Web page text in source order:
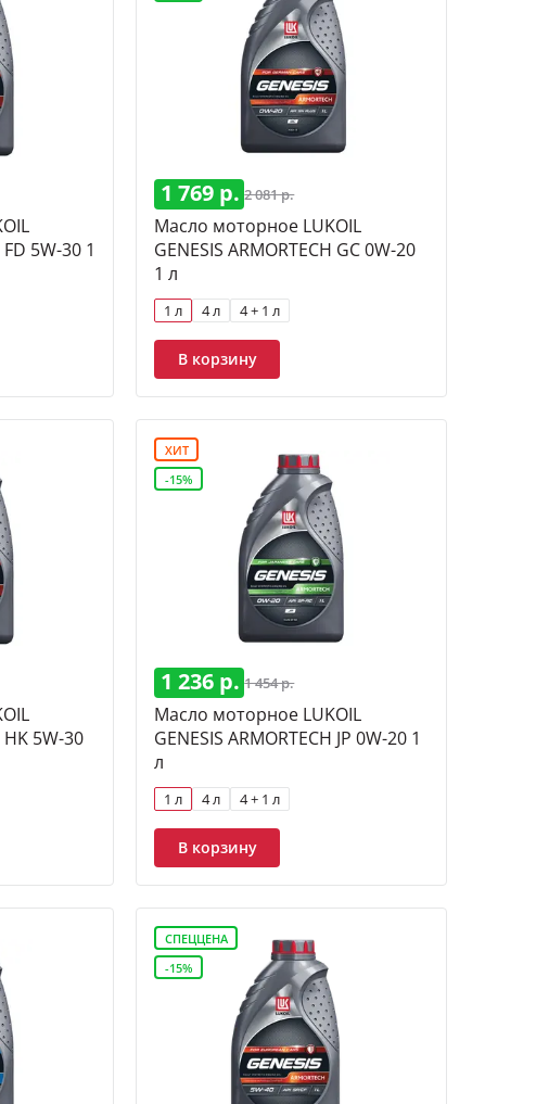
5W-40
Минеральные
дизель 10W-40
FD 5W-30 1
1 769 р. 2 081 р.
Масло моторное LUKOIL
GENESIS ARMORTECH GC 0W-20
1 л
1 л 4 л 4 + 1 л
В корзину
HK 5W-30
ХИТ
-15%
1 236 р. 1 454 р.
Масло моторное LUKOIL
GENESIS ARMORTECH JP 0W-20 1
л
1 л 4 л 4 + 1 л
В корзину
СПЕЦЦЕНА
-15%